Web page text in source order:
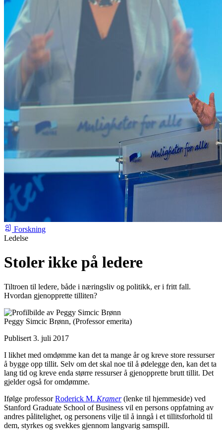
Forskning
Ledelse
Stoler ikke på ledere
Tiltroen til ledere, både i næringsliv og politikk, er i fritt fall.
Hvordan gjenopprette tilliten?
Peggy Simcic Brønn, (Professor emerita)
Publisert 3. juli 2017
I likhet med omdømme kan det ta mange år og kreve store ressurser
å bygge opp tillit. Selv om det skal noe til å ødelegge den, kan det ta
lang tid og kreve enda større ressurser å gjenopprette brutt tillit. Det
gjelder også for omdømme.
Ifølge professorRoderick M. Kramer(lenke til hjemmeside) ved
Stanford Graduate School of Business vil en persons oppfatning av
andres pålitelighet, og personens vilje til å inngå i et tillitsforhold til
dem, styrkes og svekkes gjennom langvarig samspill.